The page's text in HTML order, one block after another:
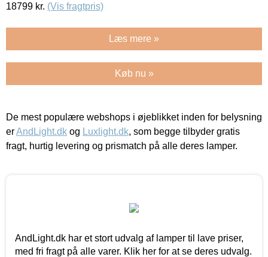
18799 kr. (Vis fragtpris)
Læs mere »
Køb nu »
De mest populære webshops i øjeblikket inden for belysning
erAndLight.dk og Luxlight.dk, som begge tilbyder gratis
fragt, hurtig levering og prismatch på alle deres lamper.
AndLight.dk har et stort udvalg af lamper til lave priser,
med fri fragt på alle varer. Klik her for at se deres udvalg.